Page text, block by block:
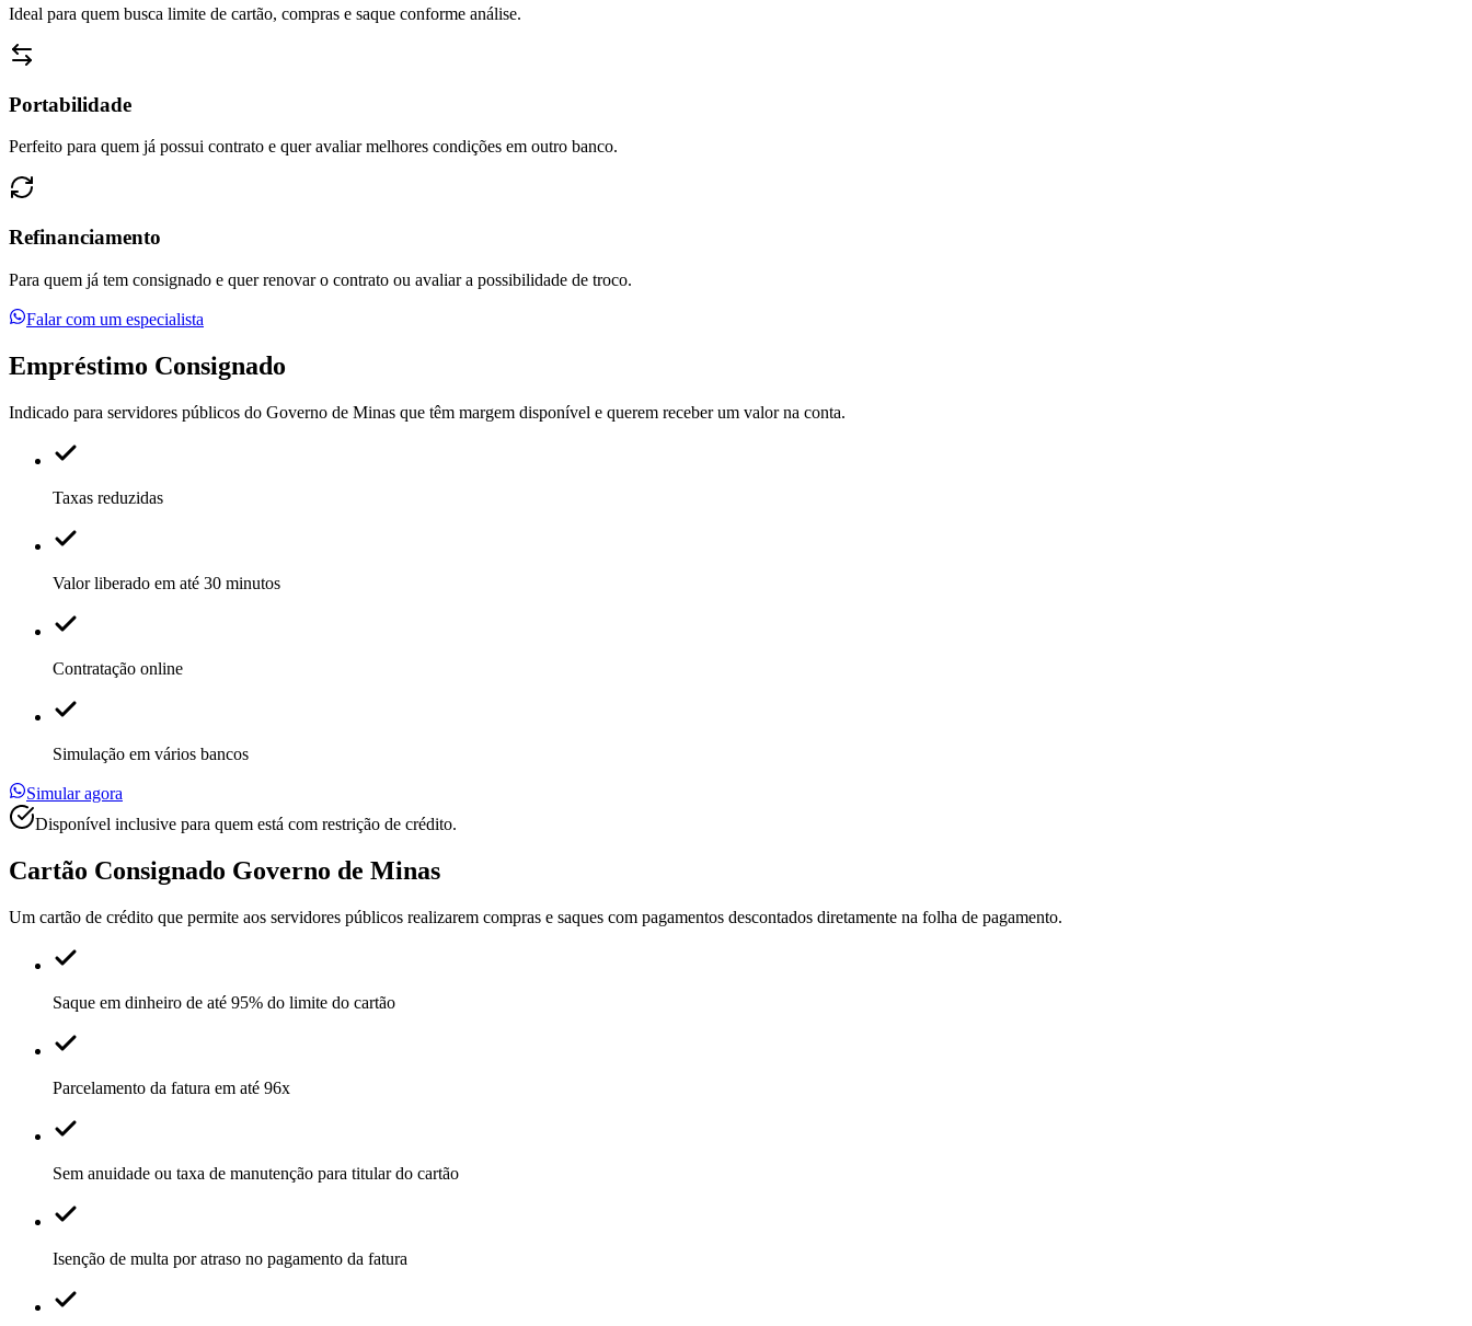
Ideal para quem busca limite de cartão, compras e saque conforme análise.
Portabilidade
Perfeito para quem já possui contrato e quer avaliar melhores condições em outro banco.
Refinanciamento
Para quem já tem consignado e quer renovar o contrato ou avaliar a possibilidade de troco.
Falar com um especialista
Empréstimo Consignado
Indicado para servidores públicos do Governo de Minas que têm margem disponível e querem receber um valor na conta.
Taxas reduzidas
Valor liberado em até 30 minutos
Contratação online
Simulação em vários bancos
Simular agora
Disponível inclusive para quem está com restrição de crédito.
Cartão Consignado Governo de Minas
Um cartão de crédito que permite aos servidores públicos realizarem compras e saques com pagamentos descontados diretamente na folha de pagamento.
Saque em dinheiro de até 95% do limite do cartão
Parcelamento da fatura em até 96x
Sem anuidade ou taxa de manutenção para titular do cartão
Isenção de multa por atraso no pagamento da fatura